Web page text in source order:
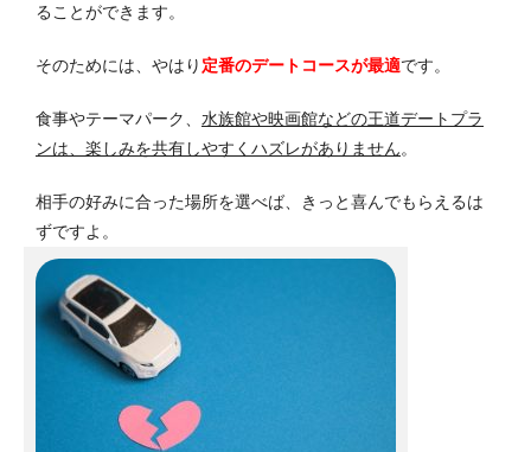
ることができます。
そのためには、やはり 定番のデートコースが最適です。
食事やテーマパーク、 水族館や映画館などの王道デートプラ
ンは、楽しみを共有しやすくハズレがありません。
相手の好みに合った場所を選べば、きっと喜んでもらえるは
ずですよ。